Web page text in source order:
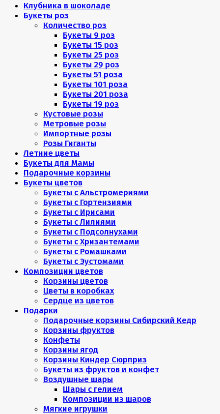
Клубника в шоколаде
Букеты роз
Количество роз
Букеты 9 роз
Букеты 15 роз
Букеты 25 роз
Букеты 29 роз
Букеты 51 роза
Букеты 101 роза
Букеты 201 роза
Букеты 19 роз
Кустовые розы
Метровые розы
Импортные розы
Розы Гиганты
Летние цветы
Букеты для Мамы
Подарочные корзины
Букеты цветов
Букеты с Альстромериями
Букеты с Гортензиями
Букеты с Ирисами
Букеты с Лилиями
Букеты с Подсолнухами
Букеты с Хризантемами
Букеты с Ромашками
Букеты с Эустомами
Композиции цветов
Корзины цветов
Цветы в коробках
Сердце из цветов
Подарки
Подарочные корзины Сибирский Кедр
Корзины фруктов
Конфеты
Корзины ягод
Корзины Киндер Сюрприз
Букеты из фруктов и конфет
Воздушные шары
Шары с гелием
Композиции из шаров
Мягкие игрушки